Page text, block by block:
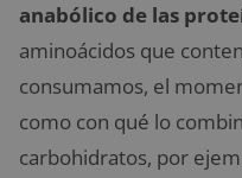
anabólico de las
aminoácidos que
consumamos, el
como con qué lo
carbohidratos, por